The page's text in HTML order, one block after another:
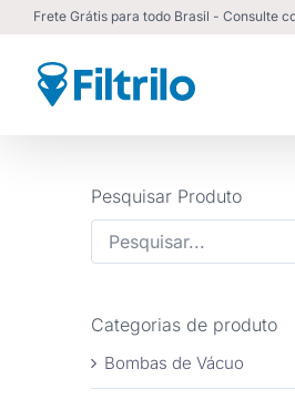
conteúdo
Frete Grátis para todo Brasil - Consulte
Pesquisar Produto
Categorias de produto
Bombas de Vácuo